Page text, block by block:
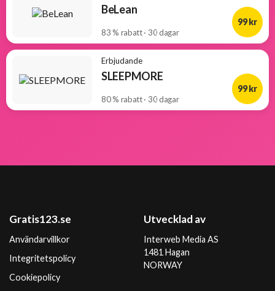
BeLean
83 % rabatt · 30 dagar
99 kr
Erbjudande
SLEEPMORE
80 % rabatt · 30 dagar
99 kr
Gratis123.se
Användarvillkor
Integritetspolicy
Cookiepolicy
Utvecklad av
Interweb Media AS
1481 Hagan
NORWAY